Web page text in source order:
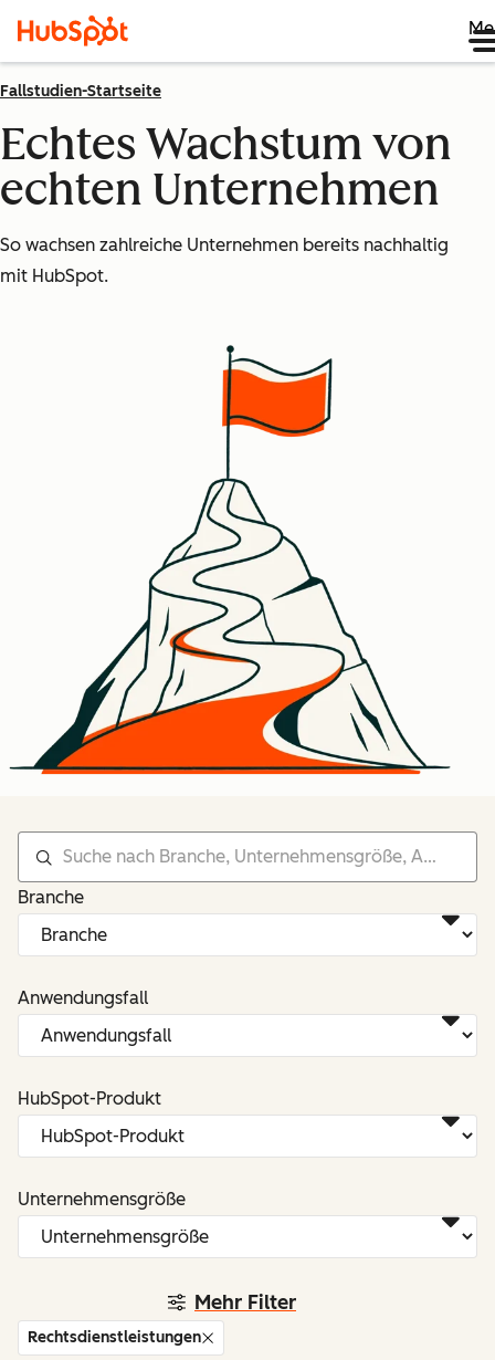
Fallstudien-Startseite
Echtes Wachstum von
echten Unternehmen
So wachsen zahlreiche Unternehmen bereits nachhaltig
mit HubSpot.
Mehr Filter
Branche
Anwendungsfall
HubSpot-Produkt
Unternehmensgröße
Rechtsdienstleistungen